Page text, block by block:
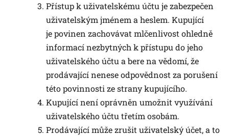
Přístup k uživatelskému účtu je zabezpečen
uživatelským jménem a heslem. Kupující
je povinen zachovávat mlčenlivost ohledně
informací nezbytných k přístupu do jeho
uživatelského účtu a bere na vědomí, že
prodávající nenese odpovědnost za porušení
této povinnosti ze strany kupujícího.
Kupující není oprávněn umožnit využívání
uživatelského účtu třetím osobám.
Prodávající může zrušit uživatelský účet, a to